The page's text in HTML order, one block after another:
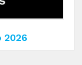
2026